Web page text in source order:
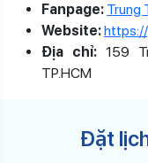
Fanpage: Trung
Website:https://
Địa chỉ: 159
TP.HCM
Đặt